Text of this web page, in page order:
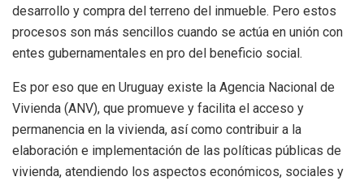
desarrollo y compra del terreno del inmueble. Pero estos
procesos son más sencillos cuando se actúa en unión con
entes gubernamentales en pro del beneficio social.
Es por eso que en Uruguay existe la Agencia Nacional de
Vivienda (ANV), que promueve y facilita el acceso y
permanencia en la vivienda, así como contribuir a la
elaboración e implementación de las políticas públicas de
vivienda, atendiendo los aspectos económicos, sociales y